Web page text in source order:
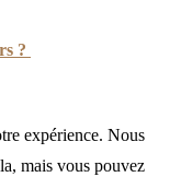
?
expérience. Nous
mais vous pouvez